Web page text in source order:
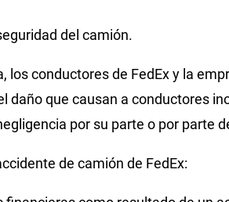
del camión.
los conductores de FedEx y la
daño que causan a conductores
por su parte o por parte
de camión de FedEx: